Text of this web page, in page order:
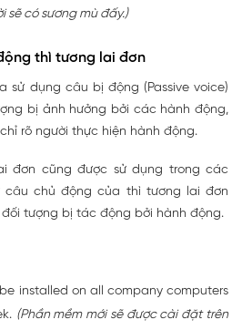
sẽ có sương mù đấy.)
thì tương lai đơn
sử dụng câu bị động (Passive voice)
bị ảnh hưởng bởi các hành động,
rõ người thực hiện hành động.
đơn cũng được sử dụng trong các
câu chủ động của thì tương lai đơn
tượng bị tác động bởi hành động.
installed on all company computers
(Phần mềm mới sẽ được cài đặt trên